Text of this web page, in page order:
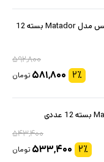
کاندوم خاردار و حلقوی کدکس مدل Matador بسته 12
۵۹۲,۸۰۰
۲٪ ۵۸۱,۸۰۰ تومان
۵۴۳,۴۰۰
۲٪ ۵۳۳,۴۰۰ تومان